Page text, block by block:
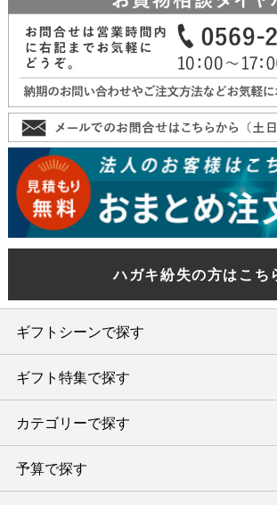
ハガキ紛失の方はこち
ギフトシーンで探す
内祝い・お返し
結婚内祝い・引出物
出産内祝い・お返し
ギフト特集で探す
旅行カタログギフト
カタログギフトランキング
カテゴリーで探す
カタログギフト
予算で探す